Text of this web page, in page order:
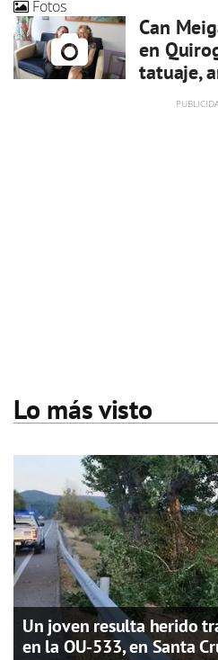
Fotos
Can
en
tatuaje,
Lo más visto
Un joven resulta herido
en la OU-533, en Santa